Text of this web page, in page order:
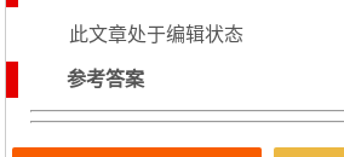
此文章处于编辑状态
参考答案